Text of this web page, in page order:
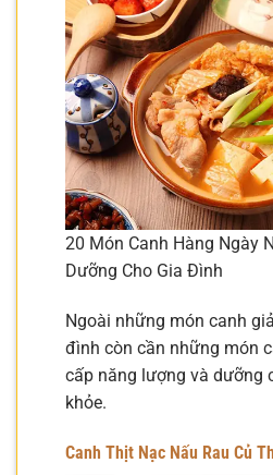
20 Món Canh Hàng Ngày
Dưỡng Cho Gia Đình
Ngoài những món canh
đình còn cần những món
cấp năng lượng và dưỡng
khỏe.
Canh Thịt Nạc Nấu Rau Củ